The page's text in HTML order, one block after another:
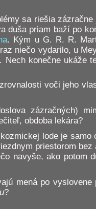
sa riešia zázračne
duša priam baží po
. Kým u G. R. R.
niečo vydarilo, u
konečne ukáže
voči jeho
zázračných)
obdoba lekára?
lode je samo
priestorom bez
navyše, ako potom
mená po vyslovene
?